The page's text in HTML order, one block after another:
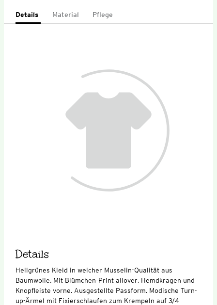
Details Material Pflege
Details
Hellgrünes Kleid in weicher Musselin-Qualität aus
Baumwolle. Mit Blümchen-Print allover, Hemdkragen und
Knopfleiste vorne. Ausgestellte Passform. Modische Turn-
up-Ärmel mit Fixierschlaufen zum Krempeln auf 3/4